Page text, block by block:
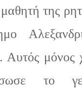
της
μόνος
το